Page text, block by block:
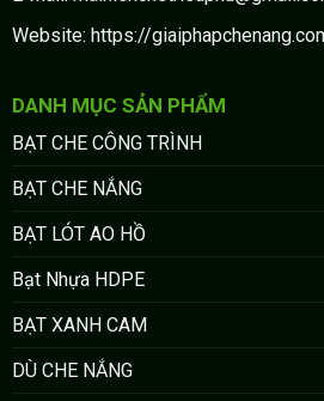
Website: https://
DANH MỤC SẢN PHẨM
BẠT CHE CÔNG TRÌNH
BẠT CHE NẮNG
BẠT LÓT AO HỒ
Bạt Nhựa HDPE
BẠT XANH CAM
DÙ CHE NẮNG